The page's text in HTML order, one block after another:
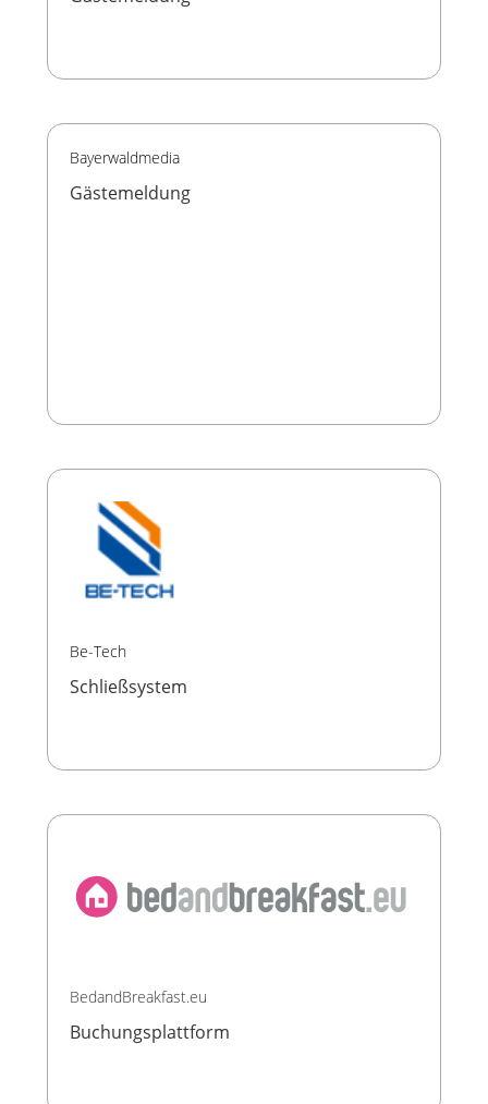
Bayerwaldmedia
Gästemeldung
Be-Tech
Schließsystem
BedandBreakfast.eu
Buchungsplattform